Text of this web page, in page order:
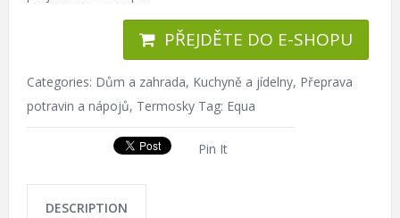
PŘEJDĚTE DO E-SHOPU
Categories: Dům a zahrada, Kuchyně a jídelny, Přeprava
potravin a nápojů, Termosky Tag: Equa
Pin It
DESCRIPTION